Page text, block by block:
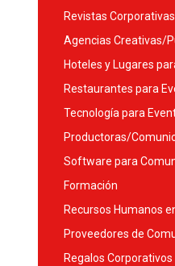
Revistas
Agencias Creativas/
Hoteles y Lugares
Restaurantes para
Tecnología para
Productoras/
Software para
Formación
Recursos Humanos
Proveedores de
Regalos Corporativos